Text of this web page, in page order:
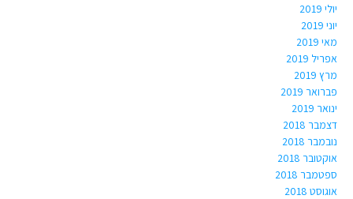
יולי 2019
יוני 2019
מאי 2019
אפריל 2019
מרץ 2019
פברואר 2019
ינואר 2019
דצמבר 2018
נובמבר 2018
אוקטובר 2018
ספטמבר 2018
אוגוסט 2018